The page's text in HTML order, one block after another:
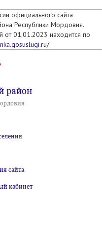
официального сайта
Республики Мордовия.
от 01.01.2023 находится по
район
сайта
кабинет